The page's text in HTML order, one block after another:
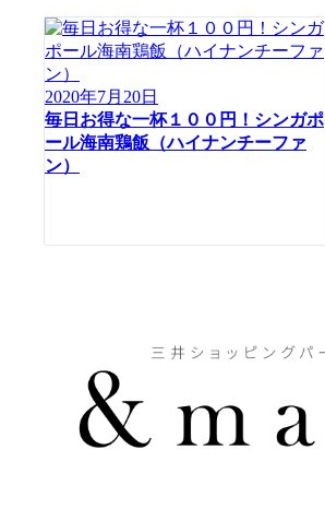
2020年7月20日
毎日お得な一杯１００円！シンガポ
ール海南鶏飯（ハイナンチーファ
ン）